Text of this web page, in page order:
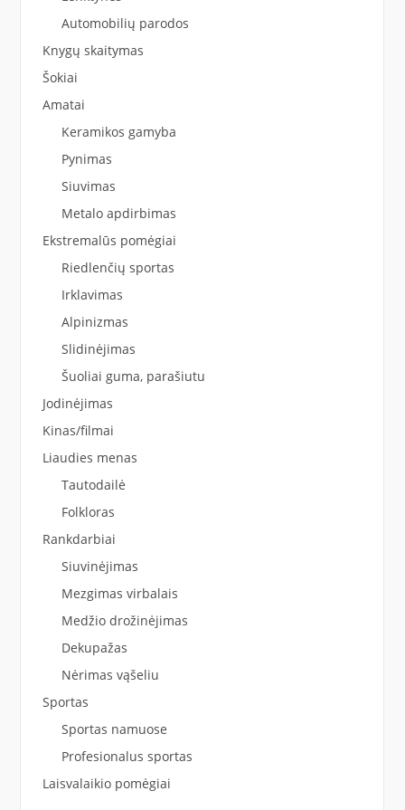
Automobilių parodos
Knygų skaitymas
Šokiai
Amatai
Keramikos gamyba
Pynimas
Siuvimas
Metalo apdirbimas
Ekstremalūs pomėgiai
Riedlenčių sportas
Irklavimas
Alpinizmas
Slidinėjimas
Šuoliai guma, parašiutu
Jodinėjimas
Kinas/filmai
Liaudies menas
Tautodailė
Folkloras
Rankdarbiai
Siuvinėjimas
Mezgimas virbalais
Medžio drožinėjimas
Dekupažas
Nėrimas vąšeliu
Sportas
Sportas namuose
Profesionalus sportas
Laisvalaikio pomėgiai